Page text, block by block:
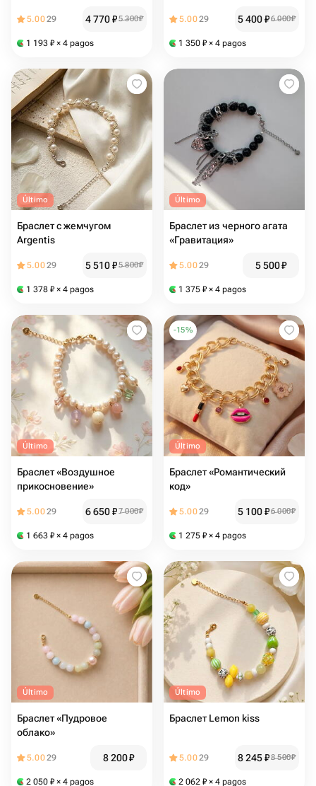
5.0029 4 770₽5 300₽
1 193 ₽ × 4 pagos
5.0029 5 400₽6 000₽
1 350 ₽ × 4 pagos
Último
Браслет с жемчугом
Argentis
5.0029 5 510₽5 800₽
1 378 ₽ × 4 pagos
Último
Браслет из черного агата
«Гравитация»
5.0029 5 500₽
1 375 ₽ × 4 pagos
Último
Браслет «Воздушное
прикосновение»
5.0029 6 650₽7 000₽
1 663 ₽ × 4 pagos
-15%
Último
Браслет «Романтический
код»
5.0029 5 100₽6 000₽
1 275 ₽ × 4 pagos
Último
Браслет «Пудровое
облако»
5.0029 8 200₽
2 050 ₽ × 4 pagos
Último
Браслет Lemon kiss
5.0029 8 245₽8 500₽
2 062 ₽ × 4 pagos